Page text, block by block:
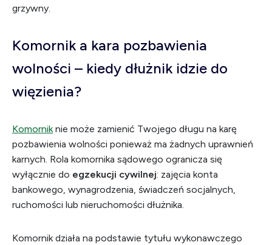
grzywny.
Komornik a kara pozbawienia
wolności – kiedy dłużnik idzie do
więzienia?
Komorniknie może zamienić Twojego długu na karę
pozbawienia wolności ponieważ ma żadnych uprawnień
karnych. Rola komornika sądowego ogranicza się
wyłącznie do egzekucji cywilnej: zajęcia konta
bankowego, wynagrodzenia, świadczeń socjalnych,
ruchomości lub nieruchomości dłużnika.
Komornik działa na podstawie tytułu wykonawczego